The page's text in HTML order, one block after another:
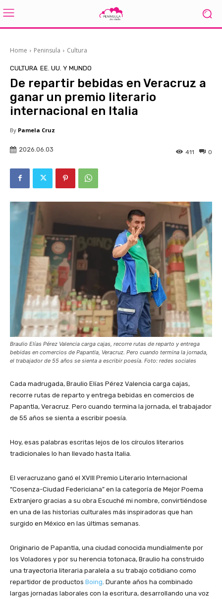
Home Peninsula Cultura
CULTURA EE. UU. Y MUNDO
De repartir bebidas en Veracruz a
ganar un premio literario
internacional en Italia
By Pamela Cruz
2026.06.03 0
411
Braulio Elías Pérez Valencia carga cajas, recorre rutas de reparto y entrega
bebidas en comercios de Papantla, Veracruz. Pero cuando termina la jornada,
el trabajador de 55 años se sienta a escribir poesía. Foto: redes sociales
Cada madrugada, Braulio Elías Pérez Valencia carga cajas,
recorre rutas de reparto y entrega bebidas en comercios de
Papantla, Veracruz. Pero cuando termina la jornada, el trabajador
de 55 años se sienta a escribir poesía.
Hoy, esas palabras escritas lejos de los círculos literarios
tradicionales lo han llevado hasta Italia.
El veracruzano ganó el XVIII Premio Literario Internacional
“Cosenza-Ciudad Federiciana” en la categoría de Mejor Poema
Extranjero gracias a su obra Escuché mi nombre, convirtiéndose
en una de las historias culturales más inspiradoras que han
surgido en México en las últimas semanas.
Originario de Papantla, una ciudad conocida mundialmente por
los Voladores y por su herencia totonaca, Braulio ha construido
una trayectoria literaria paralela a su trabajo cotidiano como
repartidor de productos Boing . Durante años ha combinado
largas jornadas laborales con la escritura, desarrollando una voz